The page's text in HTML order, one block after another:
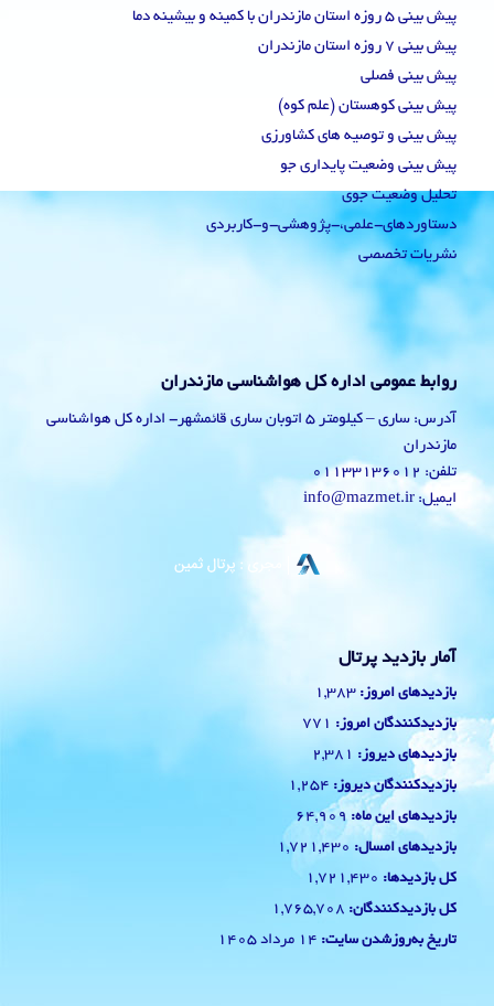
پیش بینی 5 روزه استان مازندران با کمینه و بیشینه دما
پیش بینی 7 روزه استان مازندران
پیش بینی فصلی
پیش بینی کوهستان (علم کوه)
پیش بینی و توصیه های کشاورزی
پیش بینی وضعیت پایداری جو
تحلیل وضعیت جوی
دستاوردهای-علمی،-پژوهشی-و-کاربردی
نشریات تخصصی
روابط عمومی اداره کل هواشناسی مازندران
آدرس: ساری – کیلومتر 5 اتوبان ساری قائمشهر- اداره کل هواشناسی
مازندران
تلفن: 01133136012
ایمیل: info@mazmet.ir
آمار بازدید پرتال
بازدیدهای امروز: 1,383
بازدیدکنندگان امروز: 771
بازدیدهای دیروز: 2,381
بازدیدکنندگان دیروز: 1,254
بازدیدهای این ماه: 64,909
بازدیدهای امسال: 1,721,430
کل بازدیدها: 1,721,430
کل بازدیدکنند‌گان: 1,765,708
تاریخ به‌روزشدن سایت: 14 مرداد 1405